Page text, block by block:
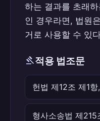
하는 결과를 초래
인 경우라면, 법원
거로 사용할 수 있
gavel적용 법조문
헌법 제12조 제1
형사소송법 제215